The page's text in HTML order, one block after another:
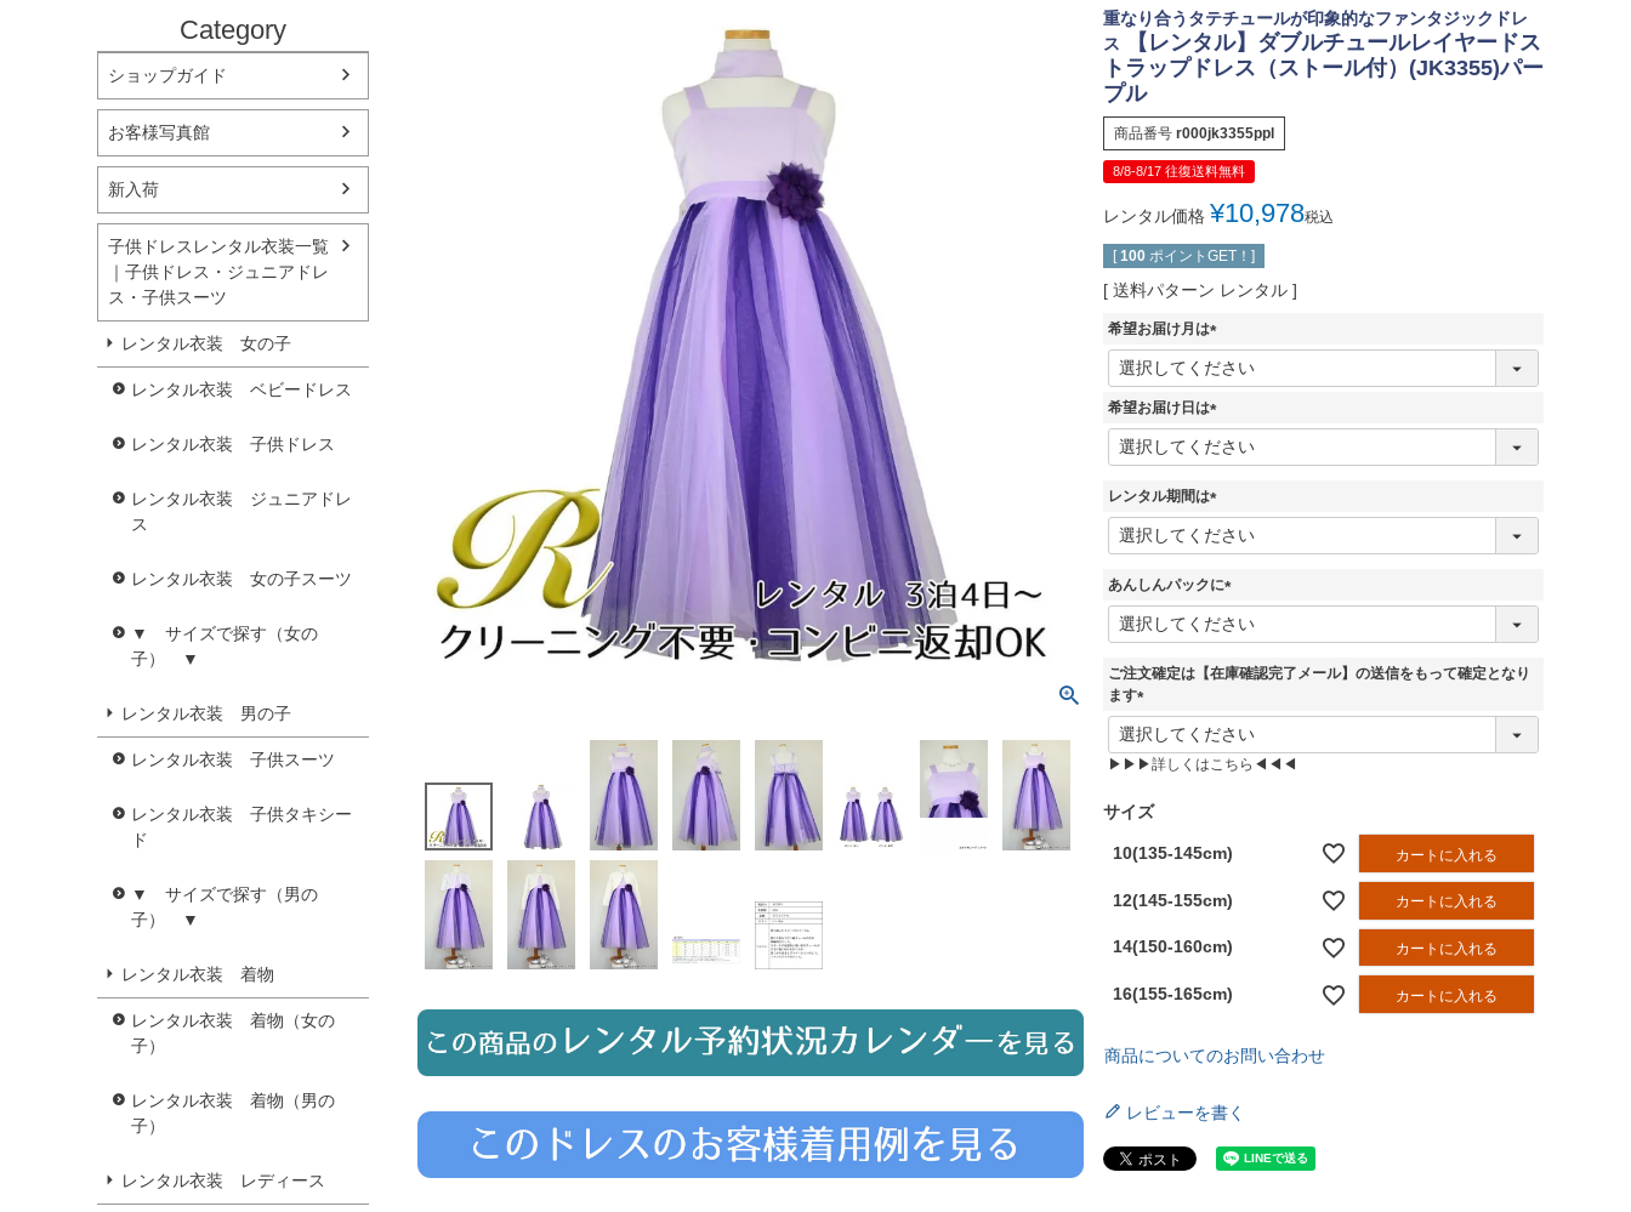
舞台で輝くステージ衣装 3歳・5歳・7歳の晴れの日
Atelier
実店舗 つくば店
Tsukuba Boutique
〒 茨城県土浦市大町14-16-1F
10:00–18:00（完全予約制）
月曜日
店舗を予約する → スタジオを予約 →
Category
ショップガイド
お客様写真館
新入荷
子供ドレスレンタル衣装一覧
｜子供ドレス・ジュニアドレ
ス・子供スーツ
レンタル衣装 女の子
レンタル衣装 ベビードレス
レンタル衣装 子供ドレス
レンタル衣装 ジュニアドレ
ス
レンタル衣装 女の子スーツ
▼ サイズで探す（女の
子） ▼
レンタル衣装 男の子
レンタル衣装 子供スーツ
レンタル衣装 子供タキシー
ド
▼ サイズで探す（男の
子） ▼
レンタル衣装 着物
レンタル衣装 着物（女の
子）
レンタル衣装 着物（男の
子）
レンタル衣装 レディース
重なり合うタテチュールが印象的なファンタジックドレ
ス
【レンタル】ダブルチュールレイヤードス
トラップドレス（ストール付）(JK3355)パー
プル
商品番号 r000jk3355ppl
8/8-8/17 往復送料無料
レンタル価格 ¥10,978税込
[ 100 ポイントGET！]
送料パターン レンタル
希望お届け月は
(
必
希望お届け日は
(
必
)
レンタル期間は
(
必
)
あんしんパックに
(
必
)
ご注文確定は【在庫確認完了メール】の送信をもって確定となり
ます
(
必
須
▶▶▶詳しくはこちら◀◀◀
サイズ
10(135-145cm) カートに入れる
12(145-155cm) カートに入れる
14(150-160cm) カートに入れる
16(155-165cm) カートに入れる
商品についてのお問い合わせ
レビューを書く